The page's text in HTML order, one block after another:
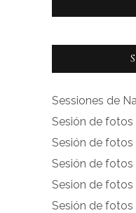
Ver
facebook.com
en
Facebook
Ver
instagram.com
en
Instagram
Sessiones de
Sesión de
Sesión de fotos
Sesión de fotos
Sesion de fotos
Sesión de fotos